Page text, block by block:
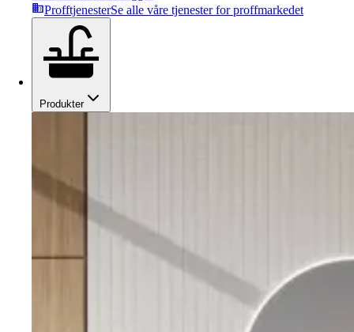
ProfftjenesterSe alle våre tjenester for proffmarkedet
Produkter